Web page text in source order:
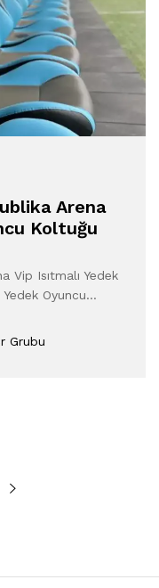
Arena
Koltuğu
Vip Isıtmalı Yedek
Yedek Oyuncu…
Grubu